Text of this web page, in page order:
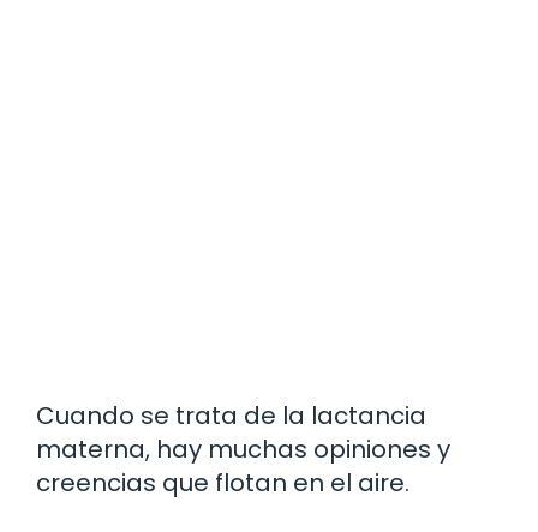
Cuando se trata de la lactancia
materna, hay muchas opiniones y
creencias que flotan en el aire.